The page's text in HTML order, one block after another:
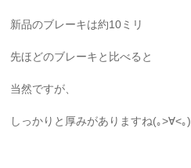
新品のブレーキは約10ミリ
先ほどのブレーキと比べると
当然ですが、
しっかりと厚みがありますね(｡>∀<｡)